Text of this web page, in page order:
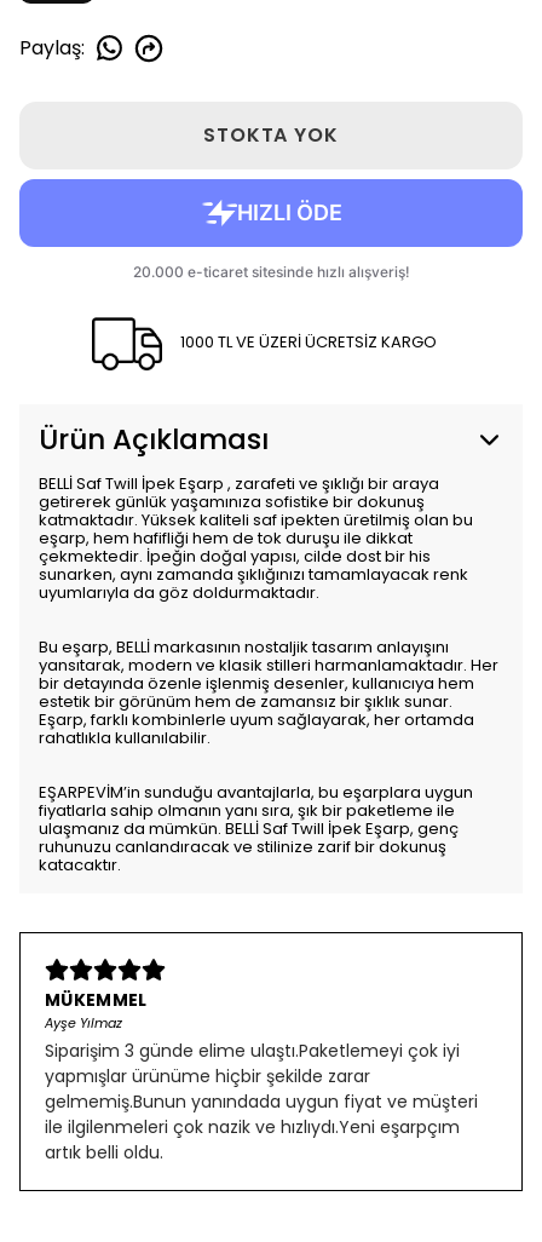
Paylaş:
STOKTA YOK
1000 TL VE ÜZERİ ÜCRETSİZ KARGO
Ürün Açıklaması
BELLİ Saf Twill İpek Eşarp , zarafeti ve şıklığı bir araya
getirerek günlük yaşamınıza sofistike bir dokunuş
katmaktadır. Yüksek kaliteli saf ipekten üretilmiş olan bu
eşarp, hem hafifliği hem de tok duruşu ile dikkat
çekmektedir. İpeğin doğal yapısı, cilde dost bir his
sunarken, aynı zamanda şıklığınızı tamamlayacak renk
uyumlarıyla da göz doldurmaktadır.
Bu eşarp, BELLİ markasının nostaljik tasarım anlayışını
yansıtarak, modern ve klasik stilleri harmanlamaktadır. Her
bir detayında özenle işlenmiş desenler, kullanıcıya hem
estetik bir görünüm hem de zamansız bir şıklık sunar.
Eşarp, farklı kombinlerle uyum sağlayarak, her ortamda
rahatlıkla kullanılabilir.
EŞARPEVİM’in sunduğu avantajlarla, bu eşarplara uygun
fiyatlarla sahip olmanın yanı sıra, şık bir paketleme ile
ulaşmanız da mümkün. BELLİ Saf Twill İpek Eşarp, genç
ruhunuzu canlandıracak ve stilinize zarif bir dokunuş
katacaktır.
MÜKEMMEL
Ayşe Yılmaz
Siparişim 3 günde elime ulaştı.Paketlemeyi çok iyi
yapmışlar ürünüme hiçbir şekilde zarar
gelmemiş.Bunun yanındada uygun fiyat ve müşteri
ile ilgilenmeleri çok nazik ve hızlıydı.Yeni eşarpçım
artık belli oldu.